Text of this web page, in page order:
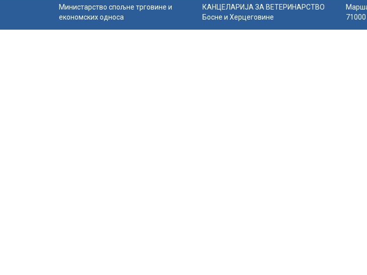
Министарство спољне трговине и
економских односа
КАНЦЕЛАРИЈА ЗА ВЕТЕРИНАРСТВО
Босне и Херцеговине
71000